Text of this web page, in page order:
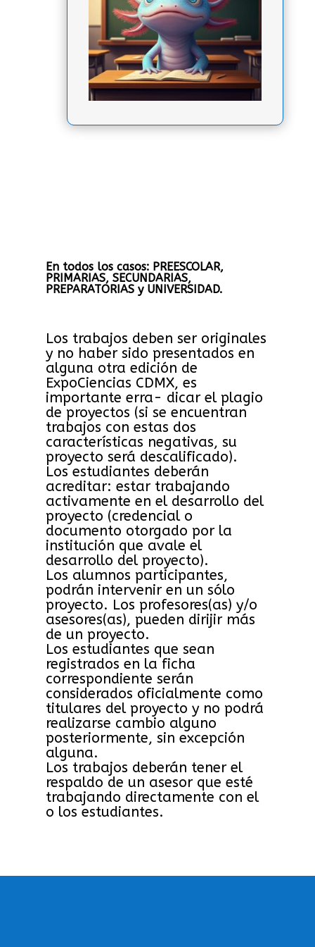
En todos los casos: PREESCOLAR,
PRIMARIAS, SECUNDARIAS,
PREPARATORIAS y UNIVERSIDAD.
Los trabajos deben ser originales
y no haber sido presentados en
alguna otra edición de
ExpoCiencias CDMX, es
importante erra- dicar el plagio
de proyectos (si se encuentran
trabajos con estas dos
características negativas, su
proyecto será descalificado).
Los estudiantes deberán
acreditar: estar trabajando
activamente en el desarrollo del
proyecto (credencial o
documento otorgado por la
institución que avale el
desarrollo del proyecto).
Los alumnos participantes,
podrán intervenir en un sólo
proyecto. Los profesores(as) y/o
asesores(as), pueden dirijir más
de un proyecto.
Los estudiantes que sean
registrados en la ficha
correspondiente serán
considerados oficialmente como
titulares del proyecto y no podrá
realizarse cambio alguno
posteriormente, sin excepción
alguna.
Los trabajos deberán tener el
respaldo de un asesor que esté
trabajando directamente con el
o los estudiantes.